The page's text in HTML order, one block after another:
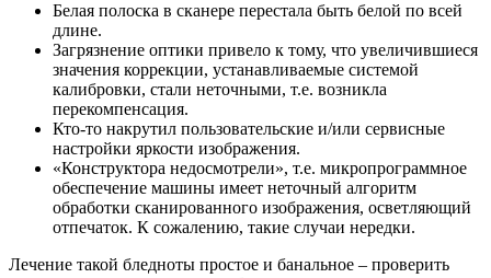
Белая полоска в сканере перестала быть белой по всей
длине.
Загрязнение оптики привело к тому, что увеличившиеся
значения коррекции, устанавливаемые системой
калибровки, стали неточными, т.е. возникла
перекомпенсация.
Кто-то накрутил пользовательские и/или сервисные
настройки яркости изображения.
«Конструктора недосмотрели», т.е. микропрограммное
обеспечение машины имеет неточный алгоритм
обработки сканированного изображения, осветляющий
отпечаток. К сожалению, такие случаи нередки.
Лечение такой бледноты простое и банальное – проверить